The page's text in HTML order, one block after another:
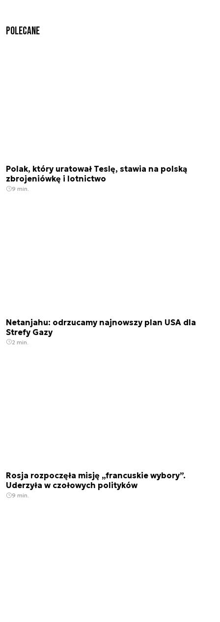
Polecane
Polak, który uratował Teslę, stawia na polską
zbrojeniówkę i lotnictwo
9 min.
Netanjahu: odrzucamy najnowszy plan USA dla
Strefy Gazy
2 min.
Rosja rozpoczęła misję „francuskie wybory”.
Uderzyła w czołowych polityków
9 min.